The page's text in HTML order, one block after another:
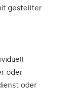
gestellter
oder
oder